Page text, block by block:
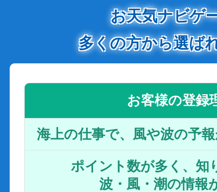
お天気ナビゲ
多くの方から選ば
お客様の登録
海上の仕事で、風や波の予
ポイント数が多く、知
波・風・潮の情報